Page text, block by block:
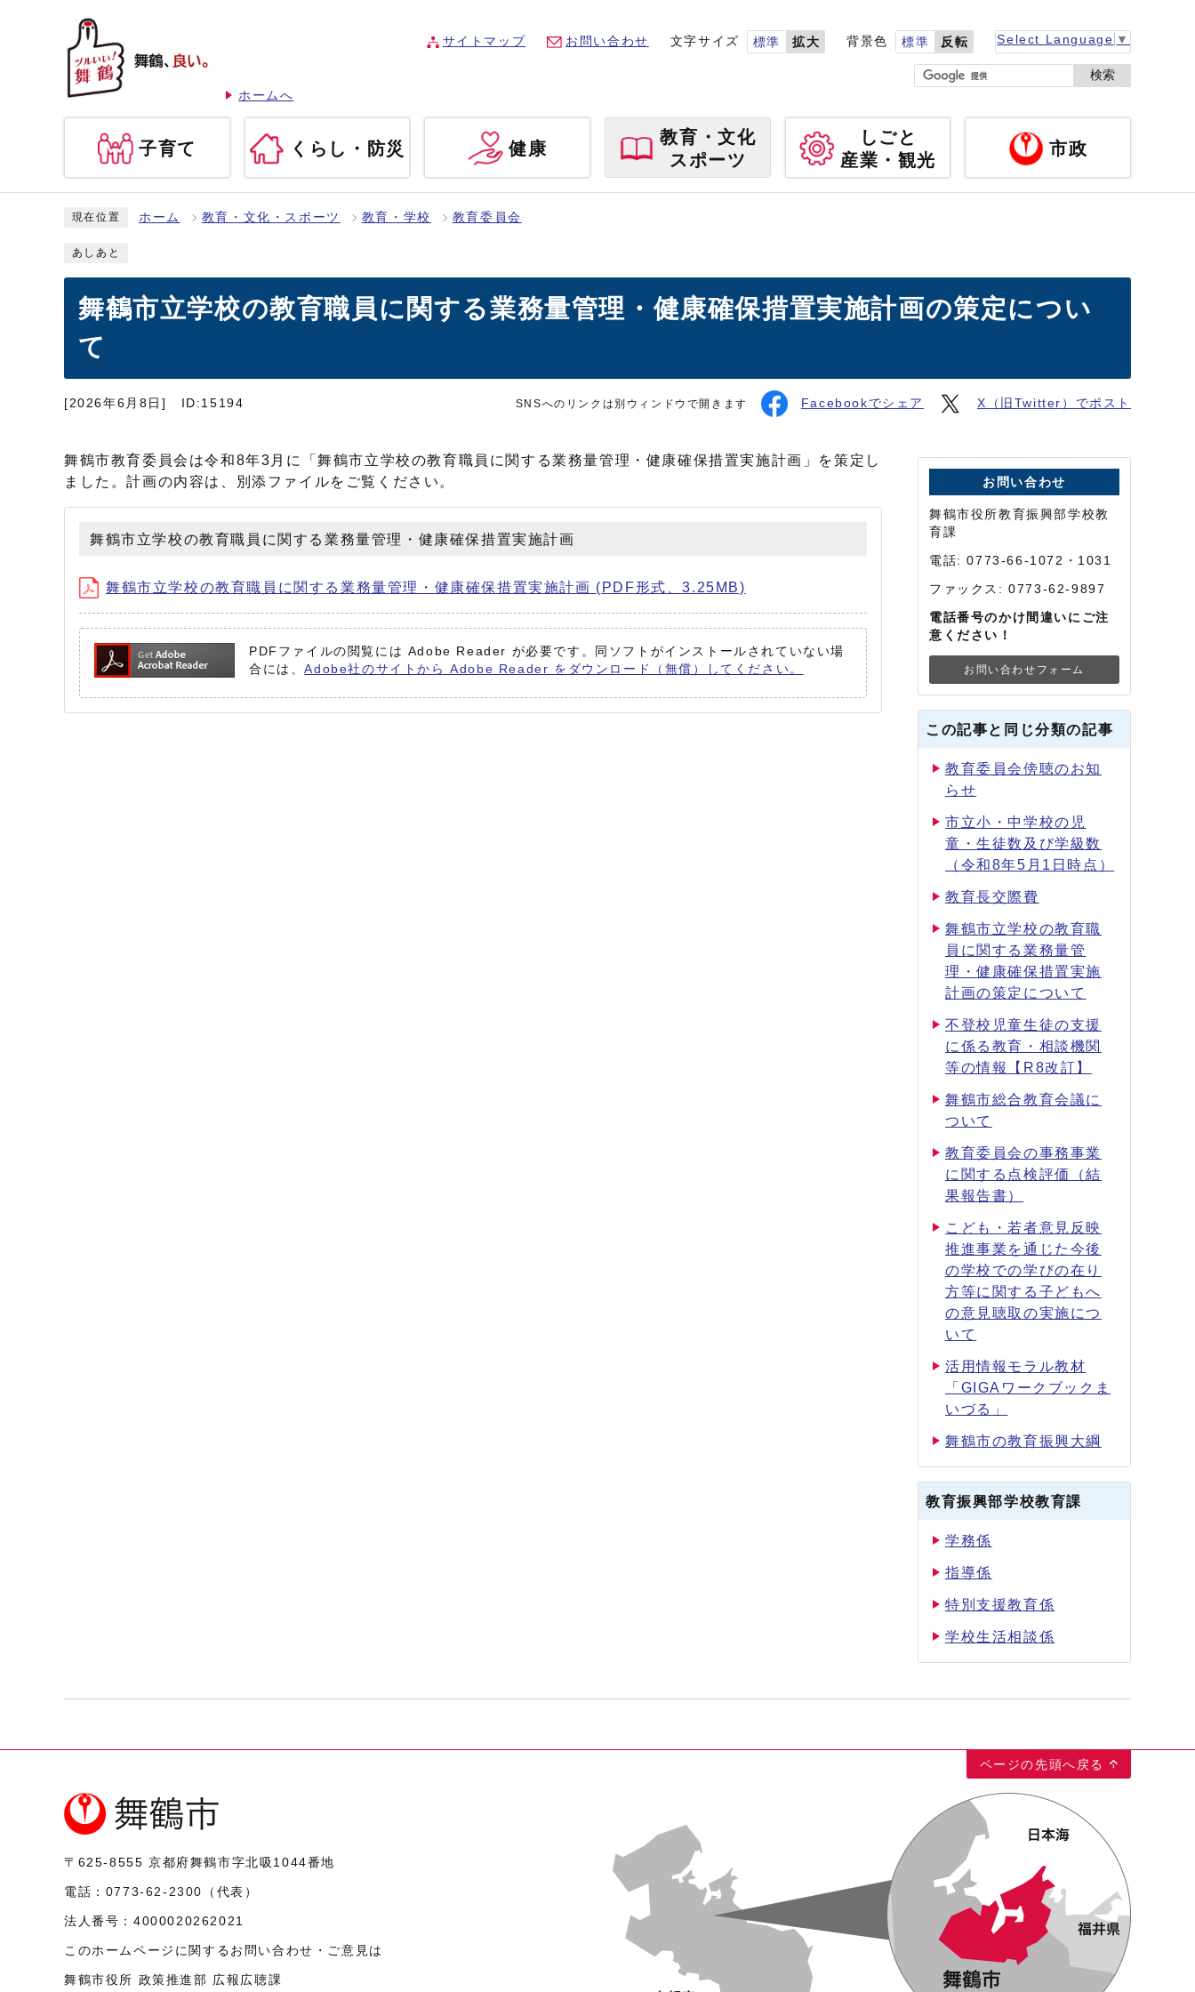
ホームへ
サイトマップ お問い合わせ 文字サイズ 標準 拡大 背景色 標準 反転 Select Language ▼
検索
子育て くらし・防災 健康
教育・文化
スポーツ
しごと
産業・観光
市政
現在位置 ホーム 教育・文化・スポーツ 教育・学校 教育委員会
あしあと
舞鶴市立学校の教育職員に関する業務量管理・健康確保措置実施計画の策定につい
て
[2026年6月8日] ID:15194 SNSへのリンクは別ウィンドウで開きます Facebookでシェア X（旧Twitter）でポスト
舞鶴市教育委員会は令和8年3月に「舞鶴市立学校の教育職員に関する業務量管理・健康確保措置実施計画」を策定し
ました。計画の内容は、別添ファイルをご覧ください。
舞鶴市立学校の教育職員に関する業務量管理・健康確保措置実施計画
舞鶴市立学校の教育職員に関する業務量管理・健康確保措置実施計画 (PDF形式、3.25MB)
PDFファイルの閲覧には Adobe Reader が必要です。同ソフトがインストールされていない場
合には、Adobe社のサイトから Adobe Reader をダウンロード（無償）してください。
お問い合わせ
舞鶴市役所教育振興部学校教
育課
電話: 0773-66-1072・1031
ファックス: 0773-62-9897
電話番号のかけ間違いにご注
意ください！
お問い合わせフォーム
この記事と同じ分類の記事
教育委員会傍聴のお知
らせ
市立小・中学校の児
童・生徒数及び学級数
（令和8年5月1日時点）
教育長交際費
舞鶴市立学校の教育職
員に関する業務量管
理・健康確保措置実施
計画の策定について
不登校児童生徒の支援
に係る教育・相談機関
等の情報【R8改訂】
舞鶴市総合教育会議に
ついて
教育委員会の事務事業
に関する点検評価（結
果報告書）
こども・若者意見反映
推進事業を通じた今後
の学校での学びの在り
方等に関する子どもへ
の意見聴取の実施につ
いて
活用情報モラル教材
「GIGAワークブックま
いづる」
舞鶴市の教育振興大綱
教育振興部学校教育課
学務係
指導係
特別支援教育係
学校生活相談係
ページの先頭へ戻る
〒625-8555 京都府舞鶴市字北吸1044番地
電話： 0773-62-2300 （代表）
法人番号： 4000020262021
このホームページに関するお問い合わせ・ご意見は
舞鶴市役所 政策推進部 広報広聴課